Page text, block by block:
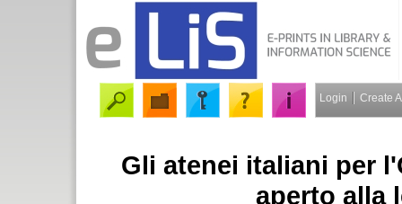
Login Create
Gli atenei italiani per
aperto alla